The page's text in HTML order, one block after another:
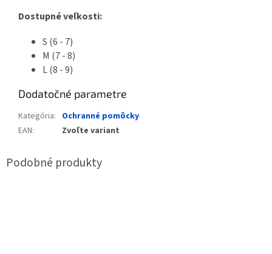
Dostupné veľkosti:
S (6 - 7)
M (7 - 8)
L (8 - 9)
Dodatočné parametre
Kategória: Ochranné pomôcky
EAN: Zvoľte variant